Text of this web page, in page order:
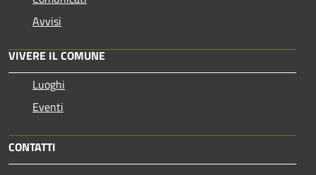
Avvisi
VIVERE IL COMUNE
Luoghi
Eventi
CONTATTI